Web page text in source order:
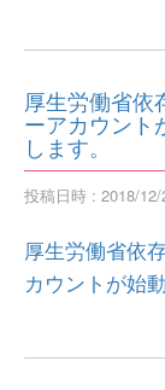
厚生労働省依
ーアカウント
します。
投稿日時 : 2018/12/
厚生労働省依
カウントが始